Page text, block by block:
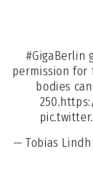
#GigaBerlin
permission for
bodies
250.
— Tobias